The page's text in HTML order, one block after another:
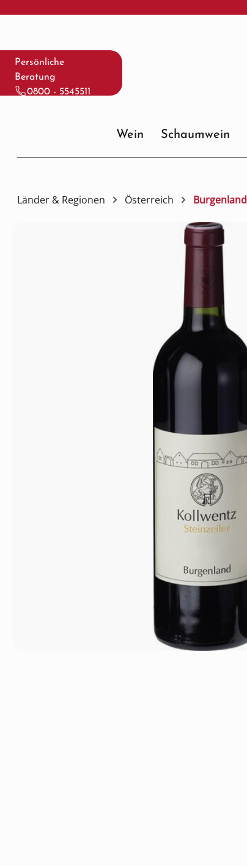
Hauptinhalt springen
Zur Suche springen
Zur Hauptnavigation springen
Persönliche
Beratung
0800 - 5545511
Wein Schaumwein
Länder & Regionen Österreich Burgenland